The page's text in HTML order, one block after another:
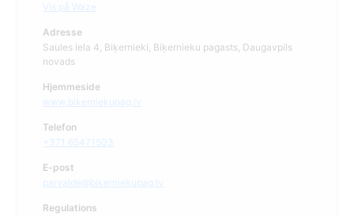
Vis på Waze
Adresse
Saules iela 4, Biķernieki, Biķernieku pagasts, Daugavpils
novads
Hjemmeside
www.bikerniekupag.lv
Telefon
+371 65471503
E-post
parvalde@bikerniekupag.lv
Regulations